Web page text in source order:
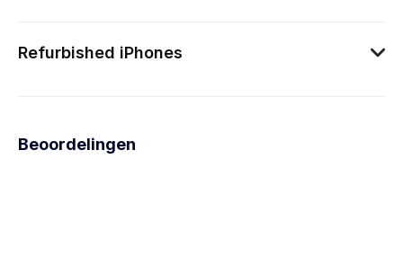
Refurbished iPhones
Beoordelingen